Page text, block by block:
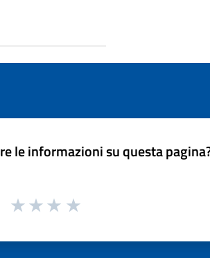
le informazioni su questa